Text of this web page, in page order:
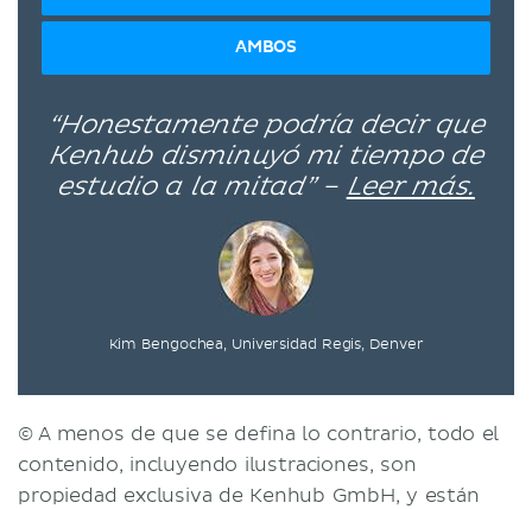
AMBOS
“Honestamente podría decir que
Kenhub disminuyó mi tiempo de
estudio a la mitad” – Leer más.
Kim Bengochea, Universidad Regis, Denver
© A menos de que se defina lo contrario, todo el
contenido, incluyendo ilustraciones, son
propiedad exclusiva de Kenhub GmbH, y están